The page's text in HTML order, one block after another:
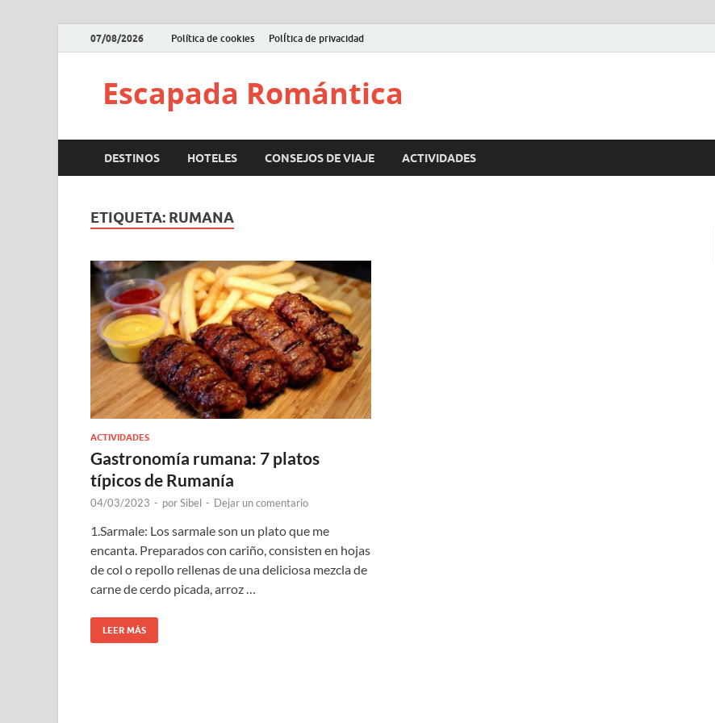
07/08/2026 Política de cookies PolÍtica de privacidad
Escapada Romántica
DESTINOS HOTELES CONSEJOS DE VIAJE ACTIVIDADES
ETIQUETA: RUMANA
ACTIVIDADES
Gastronomía rumana: 7 platos
típicos de Rumanía
04/03/2023 - porSibel - Dejar un comentario
1.Sarmale: Los sarmale son un plato que me
encanta. Preparados con cariño, consisten en hojas
de col o repollo rellenas de una deliciosa mezcla de
carne de cerdo picada, arroz …
LEER MÁS